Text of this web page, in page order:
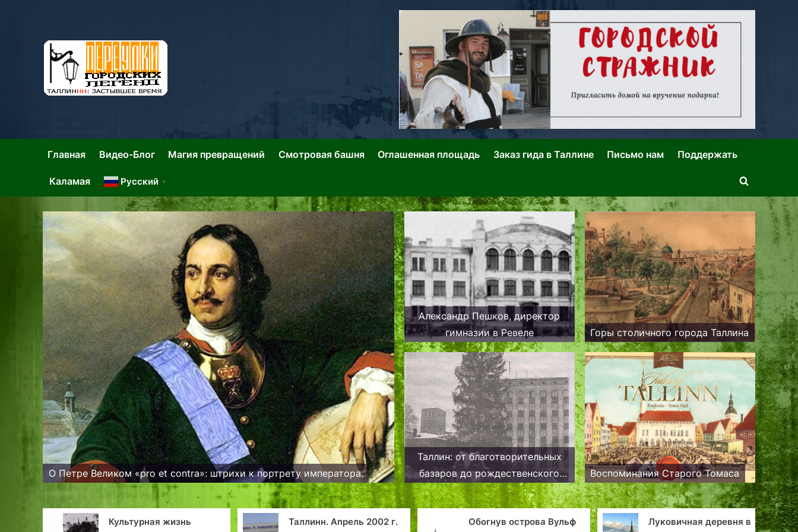
Таллин: Переулки Городских Легенд
Главная Видео-Блог Магия превращений Смотровая башня Оглашенная площадь Заказ гида в Таллине Письмо нам Поддержать
Каламая Русский ▼
Toggle
search
О Петре Великом «pro et contra»: штрихи к портрету императора.
Александр Пешков, директор
гимназии в Ревеле
Горы столичного города Таллина
Таллин: от благотворительных
базаров до рождественского
рынка
Воспоминания Старого Томаса
Таллинн. Апрель 2002 г.
Обогнув острова Вульф
Луковичная деревня в
День Рождения Таллина. 2023